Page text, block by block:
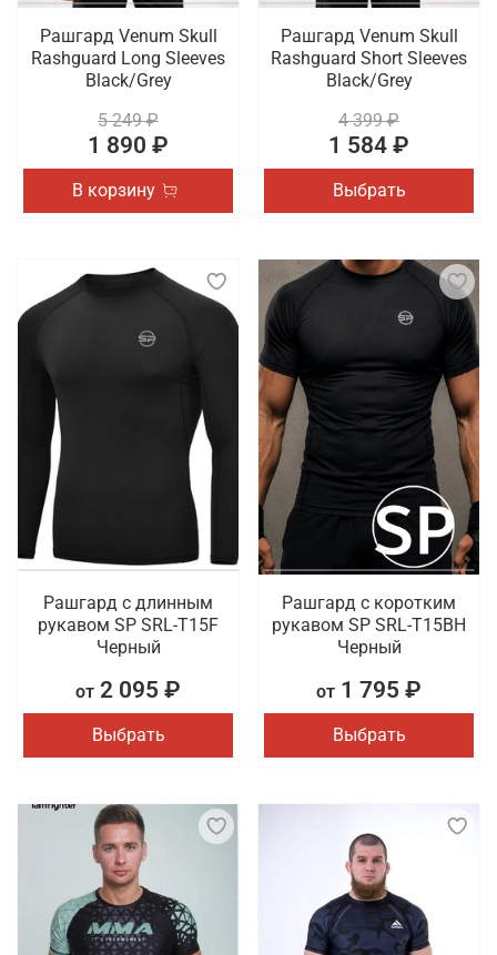
Рашгард Venum Skull
Rashguard Long Sleeves
Black/Grey
5 249 ₽
1 890 ₽
В корзину
Рашгард Venum Skull
Rashguard Short Sleeves
Black/Grey
4 399 ₽
1 584 ₽
Выбрать
Рашгард с длинным
рукавом SP SRL-T15F
Черный
от 2 095 ₽
Выбрать
Рашгард с коротким
рукавом SP SRL-T15BH
Черный
от 1 795 ₽
Выбрать